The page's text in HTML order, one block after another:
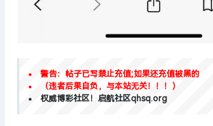
警告：帖子已写禁止充值;如果还充值被黑的
（违者后果自负，与本站无关！！！）
权威博彩社区！启航社区qhsq.org